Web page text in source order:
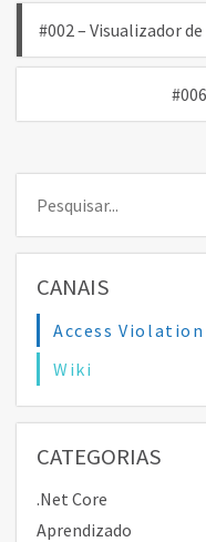
Navegação
de
#002 – Visualizador
CANAIS
Access Violation
Wiki
CATEGORIAS
.Net Core
Aprendizado